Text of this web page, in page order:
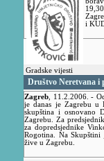
i
Gradske vijesti
Društvo Neretvana i
Zagreb 11.2.2006.-
je danas je Zagrebu u
skupština i osnovano
Zagrebu. Za
za dopredsjednike
Rogotina. Na
žive u Zagrebu.